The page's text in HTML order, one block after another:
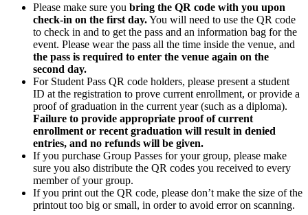
Please make sure you bring the QR code with you upon
check-in on the first day.You will need to use the QR code
to check in and to get the pass and an information bag for the
event. Please wear the pass all the time inside the venue, and
the pass is required to enter the venue again on the
second day.
For Student Pass QR code holders, please present a student
ID at the registration to prove current enrollment, or provide a
proof of graduation in the current year (such as a diploma).
Failure to provide appropriate proof of current
enrollment or recent graduation will result in denied
entries, and no refunds will be given.
If you purchase Group Passes for your group, please make
sure you also distribute the QR codes you received to every
member of your group.
If you print out the QR code, please don’t make the size of the
printout too big or small, in order to avoid error on scanning.